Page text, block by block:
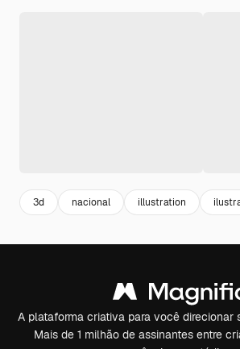
3d nacional illustration
A plataforma criativa para você direcionar
Mais de 1 milhão de assinantes entre